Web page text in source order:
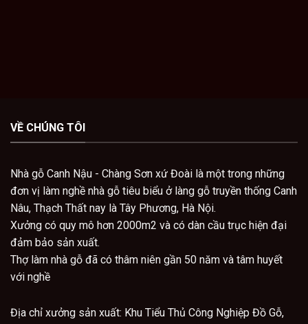
VỀ CHÚNG TÔI
Nhà gỗ Canh Nậu - Chàng Sơn xứ Đoài là một trong những
đơn vị làm nghề nhà gỗ tiêu biểu ở làng gỗ truyền thống Canh
Nâu, Thạch Thất nay là Tây Phương, Hà Nội.
Xưởng có quy mô hơn 2000m2 và có dàn cầu trục hiện đại
đảm bảo sản xuất.
Thợ làm nhà gỗ đã có thâm niên gần 50 năm và tâm huyết
với nghề
Địa chỉ xưởng sản xuất: Khu Tiểu Thủ Công Nghiệp Đồ Gỗ,